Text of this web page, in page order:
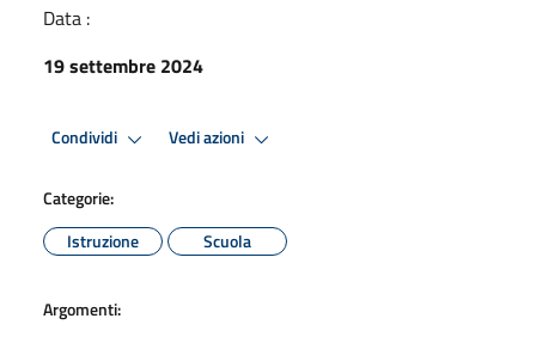
Data :
19 settembre 2024
Condividi Vedi azioni
Categorie:
Istruzione
Scuola
Argomenti: